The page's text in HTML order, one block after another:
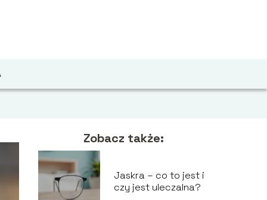
Zobacz także:
Jaskra – co to jest i
czy jest uleczalna?